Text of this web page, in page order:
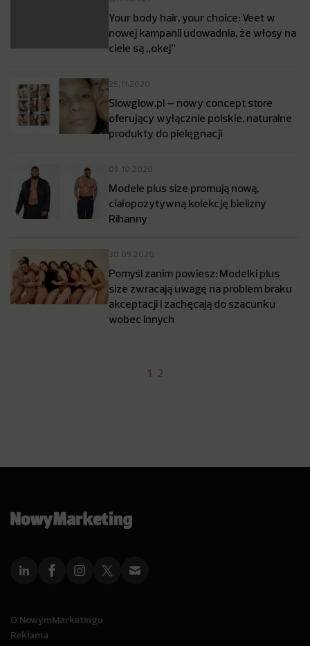
Your body hair, your choice: Veet w
nowej kampanii udowadnia, że włosy na
ciele są „okej”
25.11.2020
Slowglow.pl – nowy concept store
oferujący wyłącznie polskie, naturalne
produkty do pielęgnacji
09.10.2020
Modele plus size promują nową,
ciałopozytywną kolekcję bielizny
Rihanny
30.09.2020
Pomyśl zanim powiesz: Modelki plus
size zwracają uwagę na problem braku
akceptacji i zachęcają do szacunku
wobec innych
1 2
O NowymMarketingu
Reklama